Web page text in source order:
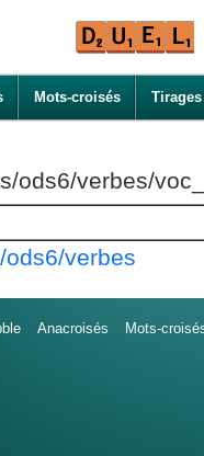
Mots-croisés Tirages
ods6/verbes/
ods6/verbes
Anacroisés Mots-